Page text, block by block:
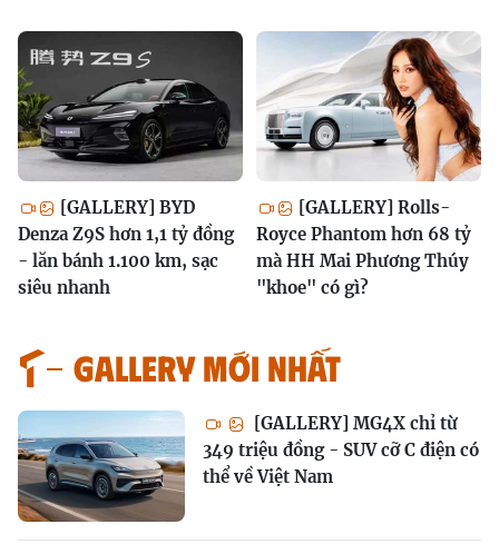
[GALLERY] BYD
Denza Z9S hơn 1,1 tỷ đồng
- lăn bánh 1.100 km, sạc
siêu nhanh
[GALLERY] Rolls-
Royce Phantom hơn 68 tỷ
mà HH Mai Phương Thúy
"khoe" có gì?
GALLERY MỚI NHẤT
[GALLERY] MG4X chỉ từ
349 triệu đồng - SUV cỡ C điện có
thể về Việt Nam